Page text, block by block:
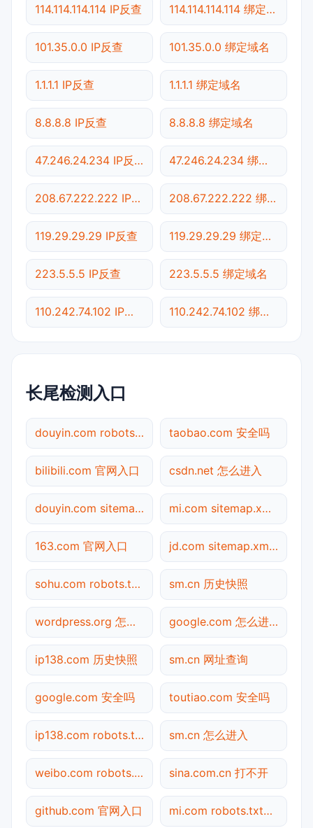
114.114.114.114 IP反查 114.114.114.114 绑定域名
101.35.0.0 IP反查 101.35.0.0 绑定域名
1.1.1.1 IP反查 1.1.1.1 绑定域名
8.8.8.8 IP反查 8.8.8.8 绑定域名
47.246.24.234 IP反查 47.246.24.234 绑定域名
208.67.222.222 IP反查 208.67.222.222 绑定域名
119.29.29.29 IP反查 119.29.29.29 绑定域名
223.5.5.5 IP反查 223.5.5.5 绑定域名
110.242.74.102 IP反查 110.242.74.102 绑定域名
长尾检测入口
douyin.com robots.txt检测 taobao.com 安全吗
bilibili.com 官网入口 csdn.net 怎么进入
douyin.com sitemap.xml检测 mi.com sitemap.xml检测
163.com 官网入口 jd.com sitemap.xml检测
sohu.com robots.txt检测 sm.cn 历史快照
wordpress.org 怎么进入 google.com 怎么进入
ip138.com 历史快照 sm.cn 网址查询
google.com 安全吗 toutiao.com 安全吗
ip138.com robots.txt检测 sm.cn 怎么进入
weibo.com robots.txt检测 sina.com.cn 打不开
github.com 官网入口 mi.com robots.txt检测